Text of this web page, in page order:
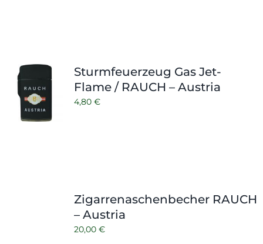
Sturmfeuerzeug Gas Jet-
Flame / RAUCH – Austria
4,80 €
Zigarrenaschenbecher RAUCH
– Austria
20,00 €